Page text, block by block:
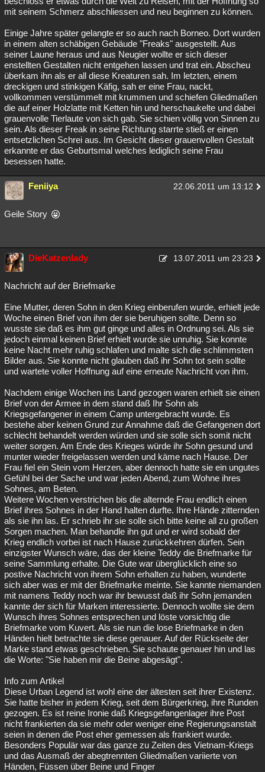
mit seinem Schmerz abschliessen und neu beginnen zu können.
Einige Jahre später gelangte er so auch nach Borneo. Dort wurden
in einem alten schäbigen Gebäude "Freaks" ausgestellt. Aus
seiner Laune heraus und aus Neugier wollte er sich dieser
enstellten Gestalten nicht entgehen lassen und trat ein. Abscheu
überkam ihn als er all diese Kreaturen sah. Im letzten, einem
dreckigen und stinkigen Käfig, sah er eine Frau, nackt,
vollkommen verstümmelt mit krummen und schiefen Gliedmaßen
die auf einer Holzlatte mit Ketten hin und herschaukelte und dabei
grauenvolle Tierlaute von sich gab. Sie schien völlig von Sinnen zu
sein. Als dieser Freak in seine Richtung starrte stieß er einen
entsetzlichen Schrei aus. Im Gesicht dieser grauenvollen Gestalt
erkannte er das Geburtsmal welches lediglich seine Frau
besessen hatte.
Feniiya 22.06.2011 um 13:12
Geile Story
DieKatzenlady 13.07.2011 um 23:23
Nachricht auf der Briefmarke
Eine Mutter, deren Sohn in den Krieg einberufen wurde, erhielt jede
Woche einen Brief von ihm der sie beruhigen sollte. Denn so
wusste sie daß es ihm gut ginge und alles in Ordnung sei. Als sie
jedoch einmal keinen Brief erhielt wurde sie unruhig. Sie konnte
keine Nacht mehr ruhig schlafen und malte sich die schlimmsten
Bilder aus. Sie konnte nicht glauben daß ihr Sohn tot sein sollte
und wartete voller Hoffnung auf eine erneute Nachricht von ihm.
Nachdem einige Wochen ins Land gezogen waren erhielt sie einen
Brief von der Armee in dem stand daß Ihr Sohn als
Kriegsgefangener in einem Camp untergebracht wurde. Es
bestehe aber keinen Grund zur Annahme daß die Gefangenen dort
schlecht behandelt werden würden und sie solle sich somit nicht
weiter sorgen. Am Ende des Krieges würde ihr Sohn gesund und
munter wieder freigelassen werden und käme nach Hause. Der
Frau fiel ein Stein vom Herzen, aber dennoch hatte sie ein ungutes
Gefühl bei der Sache und war jeden Abend, zum Wohne ihres
Sohnes, am Beten.
Weitere Wochen verstrichen bis die alternde Frau endlich einen
Brief ihres Sohnes in der Hand halten durfte. Ihre Hände zitternden
als sie ihn las. Er schrieb ihr sie solle sich bitte keine all zu großen
Sorgen machen. Man behandle ihn gut und er wird sobald der
Krieg endlich vorbei ist nach Hause zurückkehren dürfen. Sein
einzigster Wunsch wäre, das der kleine Teddy die Briefmarke für
seine Sammlung erhalte. Die Gute war überglücklich eine so
postive Nachricht von ihrem Sohn erhalten zu haben, wunderte
sich aber was er mit der Briefmarke meinte. Sie kannte niemanden
mit namens Teddy noch war ihr bewusst daß ihr Sohn jemanden
kannte der sich für Marken interessierte. Dennoch wollte sie dem
Wunsch ihres Sohnes entsprechen und löste vorsichtig die
Briefmarke vom Kuvert. Als sie nun die lose Briefmarke in den
Händen hielt betrachte sie diese genauer. Auf der Rückseite der
Marke stand etwas geschrieben. Sie schaute genauer hin und las
die Worte: "Sie haben mir die Beine abgesägt".
Info zum Artikel
Diese Urban Legend ist wohl eine der ältesten seit ihrer Existenz.
Sie hatte bisher in jedem Krieg, seit dem Bürgerkrieg, ihre Runden
gezogen. Es ist reine Ironie daß Kriegsgefangenlager ihre Post
nicht frankierten da sie mehr oder weniger eine Regierungsanstalt
seien in denen die Post eher gemessen als frankiert wurde.
Besonders Populär war das ganze zu Zeiten des Vietnam-Kriegs
und das Ausmaß der abegtrennten Gliedmaßen variierte von
Händen, Füssen über Beine und Finger